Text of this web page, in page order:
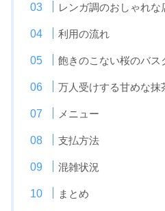
レンガ調のおしゃれな
利用の流れ
飽きのこない桜のバス
万人受けする甘めな抹
メニュー
支払方法
混雑状況
まとめ